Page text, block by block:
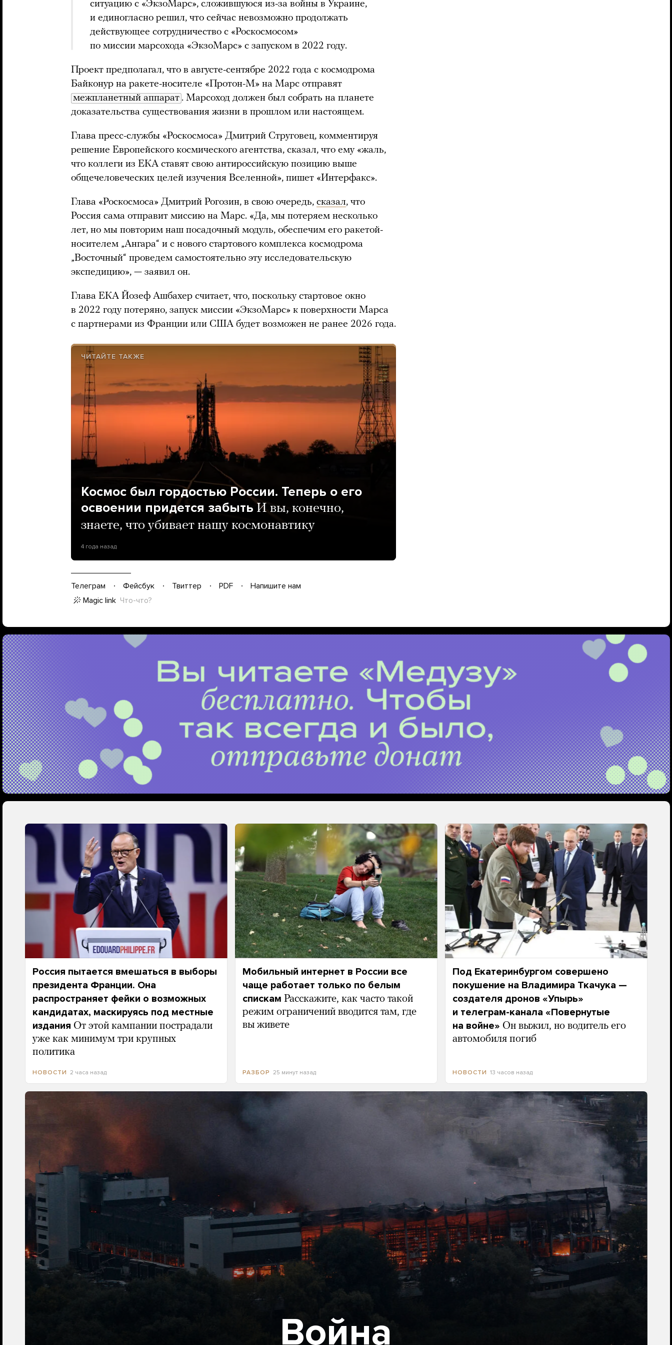
ситуацию с «ЭкзоМарс», сложившуюся из-за войны в Украине,
и единогласно решил, что сейчас невозможно продолжать
действующее сотрудничество с «Роскосмосом»
по миссии марсохода «ЭкзоМарс» с запуском в 2022 году.
Проект предполагал, что в августе-сентябре 2022 года с космодрома
Байконур на ракете-носителе «Протон-М» на Марс отправят
межпланетный аппарат . Марсоход должен был собрать на планете
доказательства существования жизни в прошлом или настоящем.
Глава пресс-службы «Роскосмоса» Дмитрий Струговец, комментируя
решение Европейского космического агентства, сказал, что ему «жаль,
что коллеги из ЕКА ставят свою антироссийскую позицию выше
общечеловеческих целей изучения Вселенной», пишет «Интерфакс».
Глава «Роскосмоса» Дмитрий Рогозин, в свою очередь, сказал, что
Россия сама отправит миссию на Марс. «Да, мы потеряем несколько
лет, но мы повторим наш посадочный модуль, обеспечим его ракетой-
носителем „Ангара“ и с нового стартового комплекса космодрома
„Восточный“ проведем самостоятельно эту исследовательскую
экспедицию», — заявил он.
Глава ЕКА Йозеф Ашбахер считает, что, поскольку стартовое окно
в 2022 году потеряно, запуск миссии «ЭкзоМарс» к поверхности Марса
с партнерами из Франции или США будет возможен не ранее 2026 года.
ЧИТАЙТЕ ТАКЖЕ
Космос был гордостью России. Теперь о его
освоении придется забыть И вы, конечно,
знаете, что убивает нашу космонавтику
4 года назад
Телеграм Фейсбук Твиттер PDF
Напишите нам
Magic link Что-что?
Россия пытается вмешаться в выборы
президента Франции. Она
распространяет фейки о возможных
кандидатах, маскируясь под местные
издания От этой кампании пострадали
уже как минимум три крупных
политика
НОВОСТИ 2 часа назад
Мобильный интернет в России все
чаще работает только по белым
спискам Расскажите, как часто такой
режим ограничений вводится там, где
вы живете
РАЗБОР 25 минут назад
Под Екатеринбургом совершено
покушение на Владимира Ткачука —
создателя дронов «Упырь»
и телеграм-канала «Повернутые
на войне» Он выжил, но водитель его
автомобиля погиб
НОВОСТИ 13 часов назад
Война